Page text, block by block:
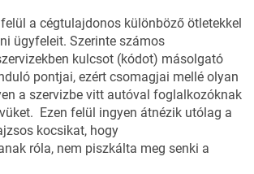
a cégtulajdonos különböző ötletekkel
ügyfeleit. Szerinte számos
kulcsot (kódot) másolgató
pontjai, ezért csomagjai mellé olyan
a szervizbe vitt autóval foglalkozóknak
Ezen felül ingyen átnézik utólag a
kocsikat, hogy
róla, nem piszkálta meg senki a